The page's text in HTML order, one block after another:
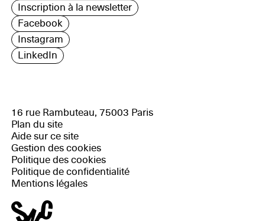
Inscription à la newsletter
Facebook
Instagram
LinkedIn
16 rue Rambuteau, 75003 Paris
Plan du site
Aide sur ce site
Gestion des cookies
Politique des cookies
Politique de confidentialité
Mentions légales